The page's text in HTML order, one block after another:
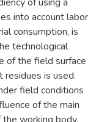
into account labor
consumption, is
technological
of the field surface
is used.
field conditions
of the main